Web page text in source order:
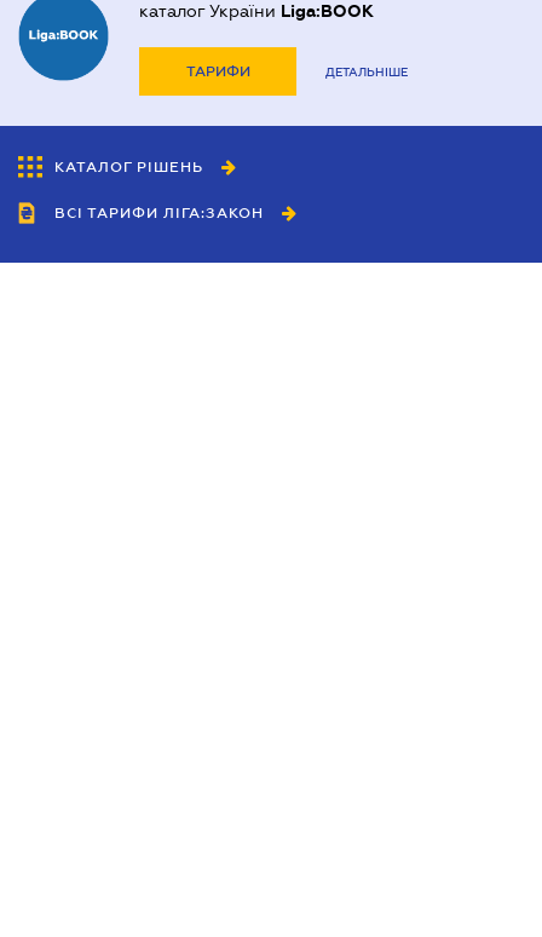
каталог України Liga:BOOK
ТАРИФИ ДЕТАЛЬНІШЕ
КАТАЛОГ РІШЕНЬ
ВСІ ТАРИФИ ЛІГА:ЗАКОН